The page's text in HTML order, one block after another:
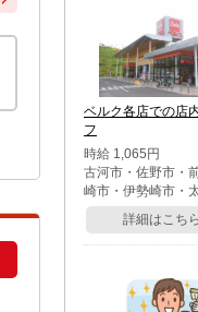
ベルク各店での店
フ
時給 1,065円
古河市・佐野市・
崎市・伊勢崎市・
林市・藤岡市・大
たま市北区・川越
市・行田市・秩父
市・鶴ケ島市・千
区・市川市・松戸
詳細はこち